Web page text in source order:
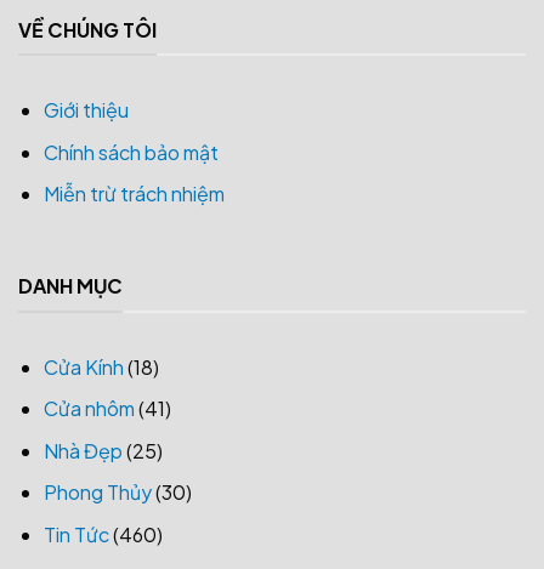
VỀ CHÚNG TÔI
Giới thiệu
Chính sách bảo mật
Miễn trừ trách nhiệm
DANH MỤC
Cửa Kính(18)
Cửa nhôm(41)
Nhà Đẹp(25)
Phong Thủy(30)
Tin Tức(460)